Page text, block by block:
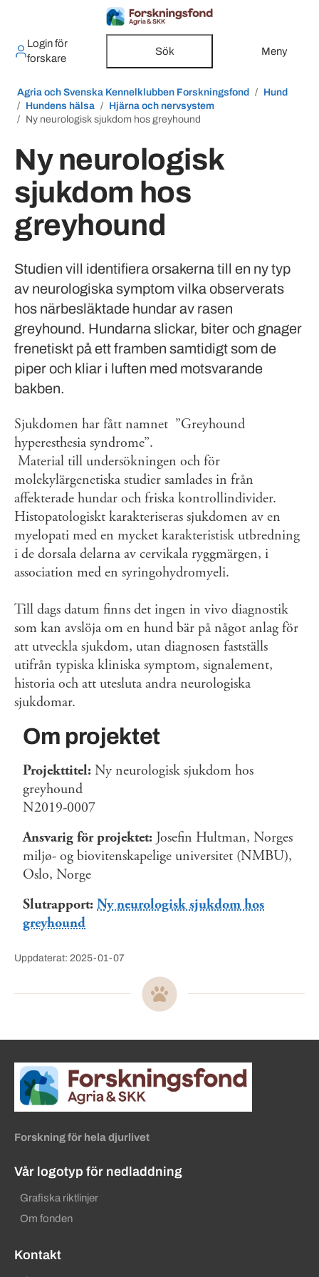
Login för
forskare
Sök Meny
Agria och Svenska Kennelklubben Forskningsfond
Hund
Hundens hälsa
Hjärna och nervsystem
Ny neurologisk sjukdom hos greyhound
Ny neurologisk
sjukdom hos
greyhound
Studien vill identifiera orsakerna till en ny typ
av neurologiska symptom vilka observerats
hos närbesläktade hundar av rasen
greyhound. Hundarna slickar, biter och gnager
frenetiskt på ett framben samtidigt som de
piper och kliar i luften med motsvarande
bakben.
Sjukdomen har fått namnet ”Greyhound
hyperesthesia syndrome”.
Material till undersökningen och för
molekylärgenetiska studier samlades in från
affekterade hundar och friska kontrollindivider.
Histopatologiskt karakteriseras sjukdomen av en
myelopati med en mycket karakteristisk utbredning
i de dorsala delarna av cervikala ryggmärgen, i
association med en syringohydromyeli.
Till dags datum finns det ingen in vivo diagnostik
som kan avslöja om en hund bär på något anlag för
att utveckla sjukdom, utan diagnosen fastställs
utifrån typiska kliniska symptom, signalement,
historia och att utesluta andra neurologiska
sjukdomar.
Om projektet
Projekttitel: Ny neurologisk sjukdom hos
greyhound
N2019-0007
Ansvarig för projektet: Josefin Hultman, Norges
miljø- og biovitenskapelige universitet (NMBU),
Oslo, Norge
Slutrapport: Ny neurologisk sjukdom hos
greyhound
Uppdaterat: 2025-01-07
Sidinformation och
Köpa hund startsida
Forskning för hela djurlivet
Vår logotyp för nedladdning
Grafiska riktlinjer
Om fonden
Kontakt